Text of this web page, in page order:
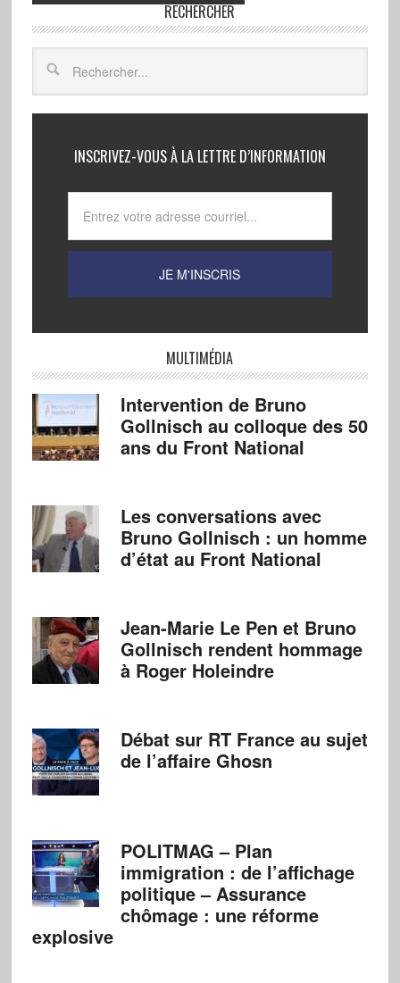
RECHERCHER
INSCRIVEZ-VOUS À LA LETTRE D’INFORMATION
MULTIMÉDIA
Intervention de Bruno
Gollnisch au colloque des 50
ans du Front National
Les conversations avec
Bruno Gollnisch : un homme
d’état au Front National
Jean-Marie Le Pen et Bruno
Gollnisch rendent hommage
à Roger Holeindre
Débat sur RT France au sujet
de l’affaire Ghosn
POLITMAG – Plan
immigration : de l’affichage
politique – Assurance
chômage : une réforme
explosive